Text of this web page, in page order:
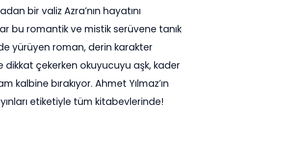
bir valiz Azra’nın hayatını
bu romantik ve mistik serüvene tanık
yürüyen roman, derin karakter
dikkat çekerken okuyucuyu aşk, kader
bırakıyor. Ahmet Yılmaz’ın
etiketiyle tüm kitabevlerinde!